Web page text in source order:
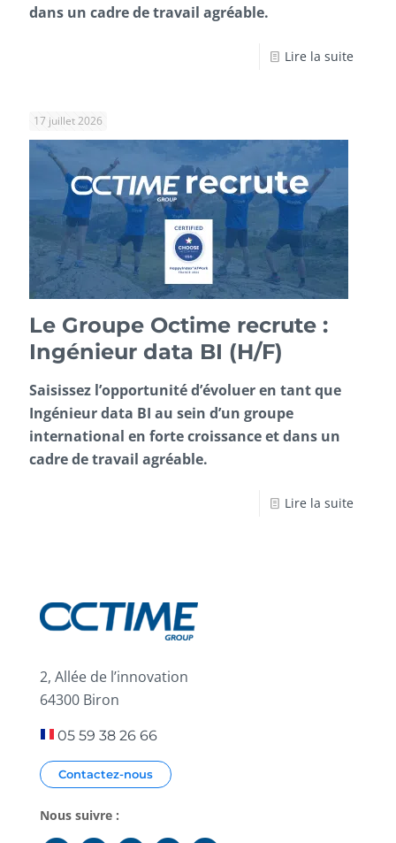
dans un cadre de travail agréable.
Lire la suite
17 juillet 2026
Le Groupe Octime recrute :
Ingénieur data BI (H/F)
Saisissez l’opportunité d’évoluer en tant que
Ingénieur data BI au sein d’un groupe
international en forte croissance et dans un
cadre de travail agréable.
Lire la suite
2, Allée de l’innovation
64300 Biron
05 59 38 26 66
Contactez-nous
Nous suivre :